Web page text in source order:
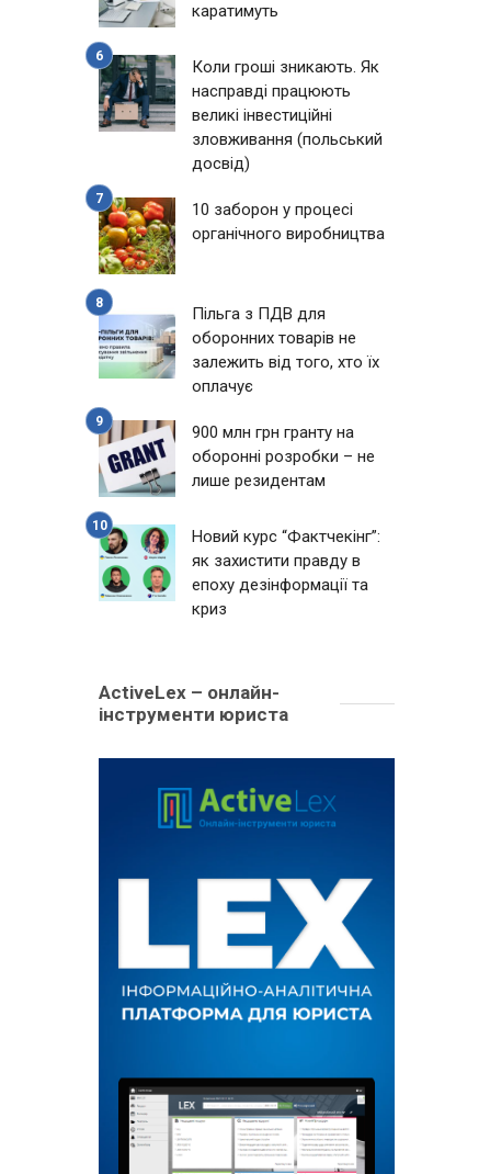
каратимуть
Коли гроші зникають. Як
насправді працюють
великі інвестиційні
зловживання (польський
досвід)
10 заборон у процесі
органічного виробництва
Пільга з ПДВ для
оборонних товарів не
залежить від того, хто їх
оплачує
900 млн грн гранту на
оборонні розробки – не
лише резидентам
Новий курс “Фактчекінг”:
як захистити правду в
епоху дезінформації та
криз
ActiveLex – онлайн-
інструменти юриста